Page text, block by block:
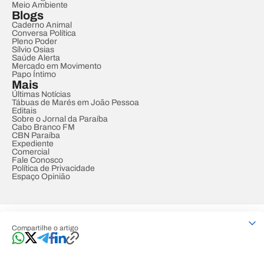
Compartilhe o artigo
Meio Ambiente
Blogs
Caderno Animal
Conversa Política
Pleno Poder
Sílvio Osias
Saúde Alerta
Mercado em Movimento
Papo Íntimo
Mais
Últimas Notícias
Tábuas de Marés em João Pessoa
Editais
Sobre o Jornal da Paraíba
Cabo Branco FM
CBN Paraíba
Expediente
Comercial
Fale Conosco
Política de Privacidade
Espaço Opinião
Developed by Designed by